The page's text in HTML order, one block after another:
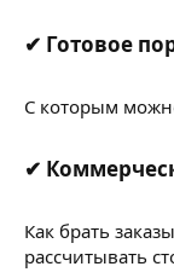
✔ Готовое
С которым
✔
Как брать
рассчитывать